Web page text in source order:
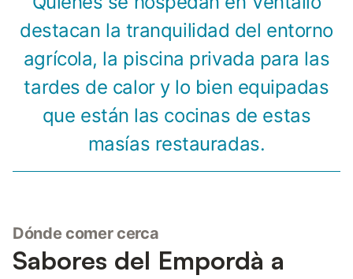
destacan la tranquilidad del entorno
agrícola, la piscina privada para las
tardes de calor y lo bien equipadas
que están las cocinas de estas
masías restauradas.
Dónde comer cerca
Sabores del Empordà a